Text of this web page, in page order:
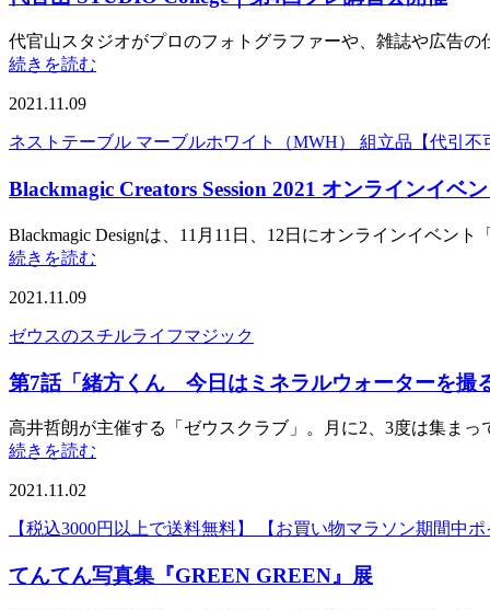
代官山スタジオがプロのフォトグラファーや、雑誌や広告
続きを読む
2021.11.09
ネストテーブル マーブルホワイト（MWH） 組立品【代引不
Blackmagic Creators Session 2021 オンラインイベ
Blackmagic Designは、11月11日、12日にオンラインイベント「
続きを読む
2021.11.09
ゼウスのスチルライフマジック
第7話「緒方くん 今日はミネラルウォーターを撮
高井哲朗が主催する「ゼウスクラブ」。月に2、3度は集ま
続きを読む
2021.11.02
【税込3000円以上で送料無料】 【お買い物マラソン期間中
てんてん写真集『GREEN GREEN』展